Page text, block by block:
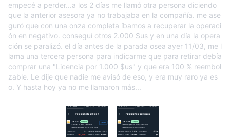
empecé a perder...a los 2 días me llamó otra persona diciendo
que la anterior asesora ya no trabajaba en la compañía. me ase
guró que con una onza completa íbamos a recuperar la operaci
ón en negativo. conseguí otros 2.000 $us y en una día la opera
ción se paralizó. el día antes de la parada osea ayer 11/03, me l
lama una tercera persona para indicarme que para retirar debía
comprar una "Licencia por 1.000 $us" y que era 100 % reembol
zable. Le dije que nadie me avisó de eso, y era muy raro ya es
o. Y hasta hoy ya no me llamaron más...